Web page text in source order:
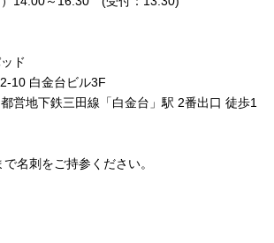
ド
10 白金台ビル3F
営地下鉄三田線「白金台」駅 2番出口 徒歩1
名刺をご持参ください。